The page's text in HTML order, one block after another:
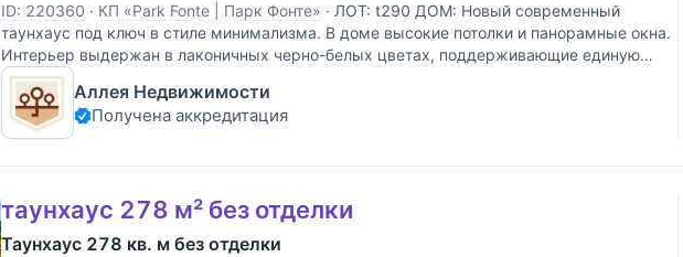
ID: 220360 · КП «Park Fonte | Парк Фонте» · ЛОТ: t290 ДОМ: Новый современный
таунхаус под ключ в стиле минимализма. В доме высокие потолки и панорамные окна.
Интерьер выдержан в лаконичных черно-белых цветах, поддерживающие единую
стилистику дома. УЧАСТОК: Ухоженный участок с
Аллея Недвижимости
Получена аккредитация
таунхаус 278 м² без отделки
Таунхаус 278 кв. м без отделки